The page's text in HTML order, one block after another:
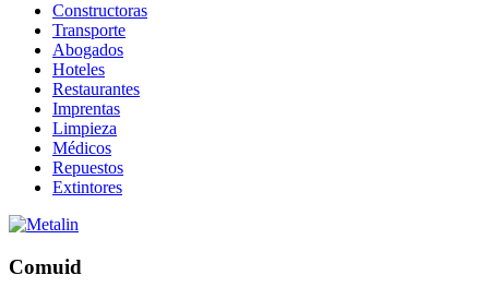
Constructoras
Transporte
Abogados
Hoteles
Restaurantes
Imprentas
Limpieza
Médicos
Repuestos
Extintores
Comuid